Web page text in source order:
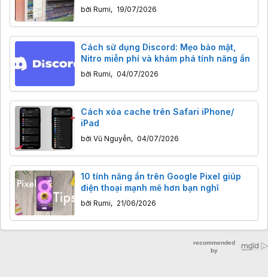
bởi Rumi, 19/07/2026
Cách sử dụng Discord: Mẹo bảo mật,
Nitro miễn phí và khám phá tính năng ẩn
bởi Rumi, 04/07/2026
Cách xóa cache trên Safari iPhone/
iPad
bởi Vũ Nguyễn, 04/07/2026
10 tính năng ẩn trên Google Pixel giúp
điện thoại mạnh mẽ hơn bạn nghĩ
bởi Rumi, 21/06/2026